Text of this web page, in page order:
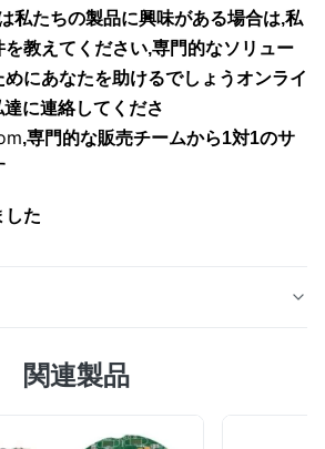
私たちの製品に興味がある場合は,私
教えてください,専門的なソリュー
にあなたを助けるでしょうオンライ
に連絡してくださ
,専門的な販売チームから1対1のサ
した
達 に 用い られ た 印刷 回路 板 を 指
は1GHz以上,または上昇と減少時間が
関連製品